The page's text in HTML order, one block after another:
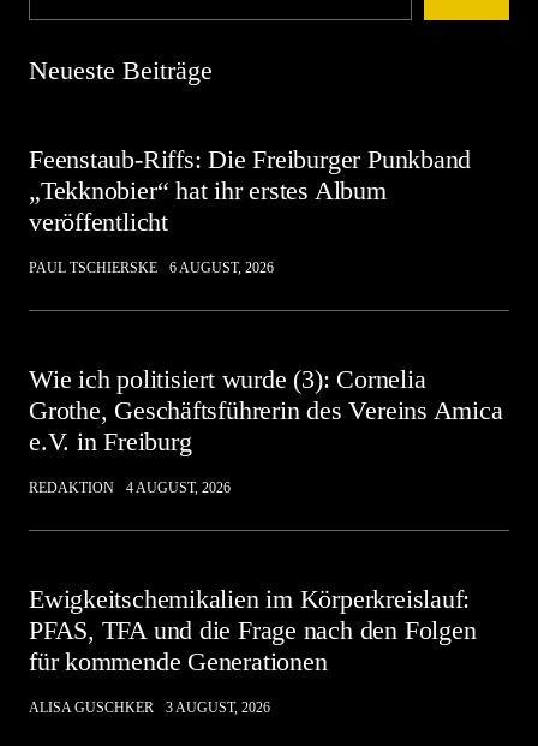
Neueste Beiträge
Feenstaub-Riffs: Die Freiburger Punkband
„Tekknobier“ hat ihr erstes Album
veröffentlicht
PAUL TSCHIERSKE 6 AUGUST, 2026
Wie ich politisiert wurde (3): Cornelia
Grothe, Geschäftsführerin des Vereins Amica
e.V. in Freiburg
REDAKTION 4 AUGUST, 2026
Ewigkeitschemikalien im Körperkreislauf:
PFAS, TFA und die Frage nach den Folgen
für kommende Generationen
ALISA GUSCHKER 3 AUGUST, 2026